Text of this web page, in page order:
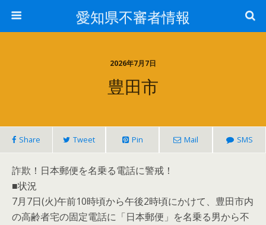
愛知県不審者情報
2026年7月7日
豊田市
Share Tweet Pin Mail SMS
詐欺！日本郵便を名乗る電話に警戒！
■状況
7月7日(火)午前10時頃から午後2時頃にかけて、豊田市内
の高齢者宅の固定電話に「日本郵便」を名乗る男から不